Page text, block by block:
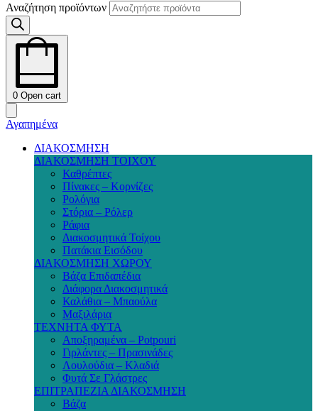
Αναζήτηση προϊόντων
0 Open cart
Αγαπημένα
ΔΙΑΚΟΣΜΗΣΗ
ΔΙΑΚΟΣΜΗΣΗ ΤΟΙΧΟΥ
Καθρέπτες
Πίνακες – Κορνίζες
Ρολόγια
Στόρια – Ρόλερ
Ράφια
Διακοσμητικά Τοίχου
Πατάκια Εισόδου
ΔΙΑΚΟΣΜΗΣΗ ΧΩΡΟΥ
Βάζα Επιδαπέδια
Διάφορα Διακοσμητικά
Καλάθια – Μπαούλα
Μαξιλάρια
ΤΕΧΝΗΤΑ ΦΥΤΑ
Αποξηραμένα – Potpouri
Γιρλάντες – Πρασινάδες
Λουλούδια – Κλαδιά
Φυτά Σε Γλάστρες
ΕΠΙΤΡΑΠΕΖΙΑ ΔΙΑΚΟΣΜΗΣΗ
Βάζα